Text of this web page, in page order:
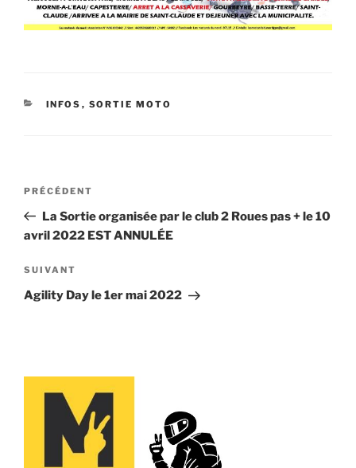
CATÉGORIES
INFOS , SORTIE MOTO
Navigation
l’article
Article
précédent
PRÉCÉDENT
La Sortie organisée par le club 2 Roues pas + le 10
avril 2022 EST ANNULÉE
Article
suivant
SUIVANT
Agility Day le 1er mai 2022